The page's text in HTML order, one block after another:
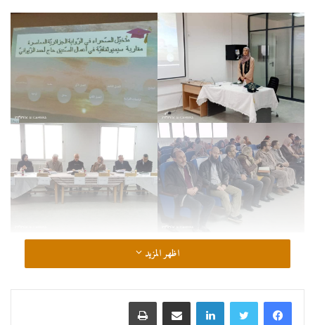
اظهر المزيد
لينكدإن مشاركة عبر البريد طباعة